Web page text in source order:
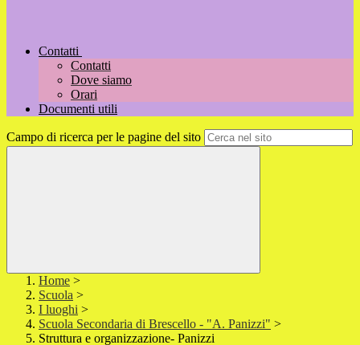
Contatti
Contatti
Dove siamo
Orari
Documenti utili
Campo di ricerca per le pagine del sito
Home >
Scuola >
I luoghi >
Scuola Secondaria di Brescello - "A. Panizzi" >
Struttura e organizzazione- Panizzi